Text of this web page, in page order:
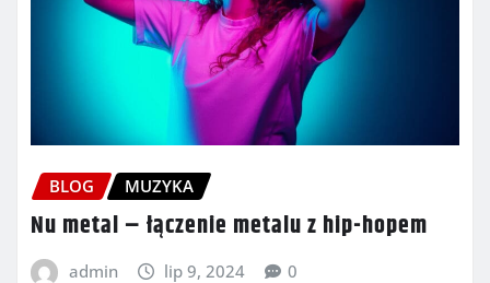
BLOG MUZYKA
Nu metal – łączenie metalu z hip-hopem
admin lip 9, 2024 0